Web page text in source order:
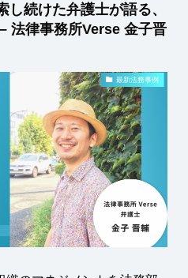
し続けた弁護士が語る、
法律事務所Verse 金子晋
最新法務事例